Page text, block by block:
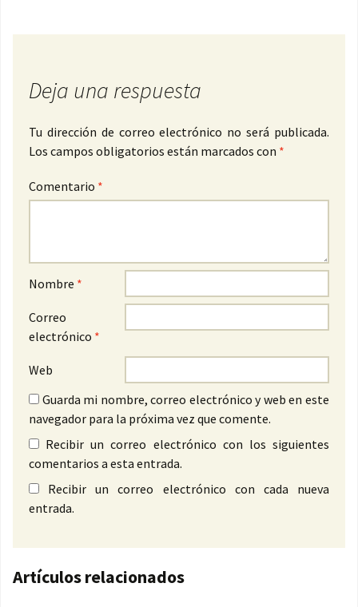
Deja una respuesta
Tu dirección de correo electrónico no será publicada.
Los campos obligatorios están marcados con *
Comentario *
Nombre *
Correo
electrónico *
Web
Guarda mi nombre, correo electrónico y web en este
navegador para la próxima vez que comente.
Recibir un correo electrónico con los siguientes
comentarios a esta entrada.
Recibir un correo electrónico con cada nueva
entrada.
Artículos relacionados